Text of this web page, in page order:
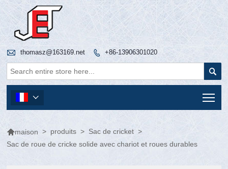
 thomasz@163169.net  +86-13906301020


maison > produits > Sac de cricket >
Sac de roue de cricke solide avec chariot et roues durables